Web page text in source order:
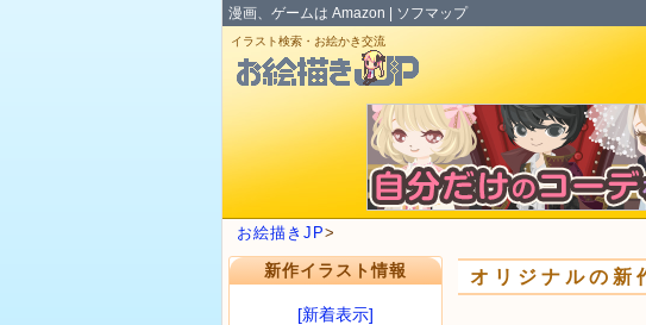
漫画、ゲームは Amazon ソフマップ
イラスト検索・お絵かき交流
お絵描きJP>
新作イラスト情報
[新着表示]
オリジナルの新